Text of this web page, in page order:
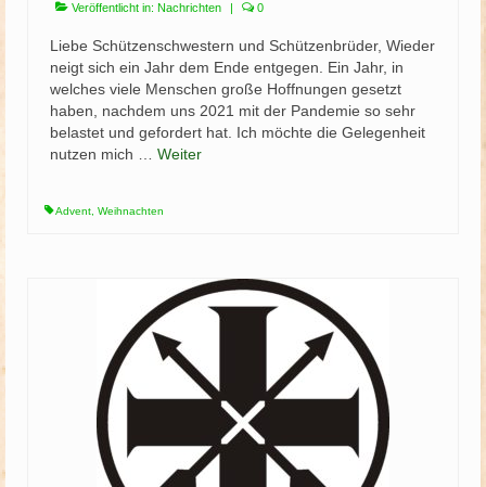
Veröffentlicht in: Nachrichten | 0
Liebe Schützenschwestern und Schützenbrüder, Wieder
neigt sich ein Jahr dem Ende entgegen. Ein Jahr, in
welches viele Menschen große Hoffnungen gesetzt
haben, nachdem uns 2021 mit der Pandemie so sehr
belastet und gefordert hat. Ich möchte die Gelegenheit
nutzen mich … Weiter
Advent Weihnachten